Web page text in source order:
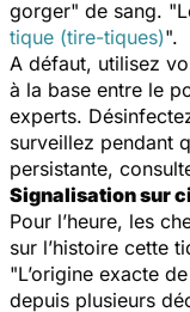
gorger" de sang. "
tique (tire-tiques)".
A défaut, utilisez
à la base entre le
experts.
surveillez pendant
persistante,
Signalisation sur
Pour l’heure, les
sur l’histoire cette
"L’origine exacte
depuis plusieurs